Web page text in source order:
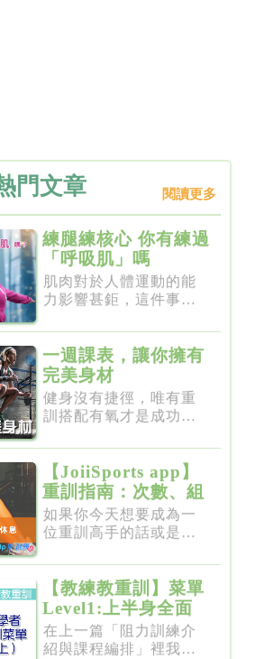
門文章 閱讀更多
練腿練核心 你有練過
「呼吸肌」嗎
肌肉對於人體運動的能
力影響甚鉅，這件事一
一週課表，讓你擁有
完美身材
健身沒有捷徑，唯有重
訓搭配有氧才是成功的
【JoiiSports app】
重訓指南：次數、組
數、節奏、休息
如果你今天想要成為一
位重訓高手的話或是想
【教練教重訓】菜單
Level1:上半身全面
增肌雕塑
在上一篇「阻力訓練介
紹與課程編排」裡我們